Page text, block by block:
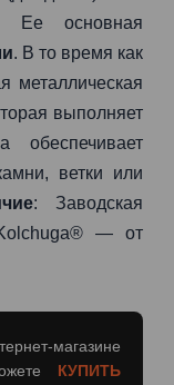
Ее основная
. В то время как
металлическая
выполняет
обеспечивает
ветки или
: Заводская
— от
магазине
КУПИТЬ